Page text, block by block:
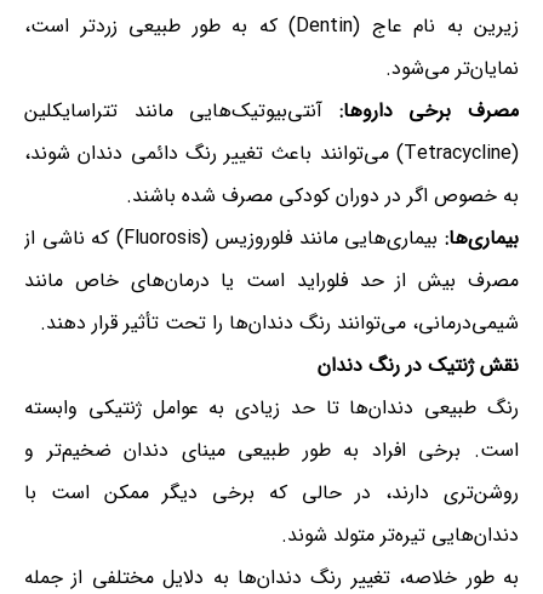
زیرین به نام عاج (Dentin) که به طور طبیعی زردتر است،
نمایان‌تر می‌شود.
مصرف برخی داروها: آنتی‌بیوتیک‌هایی مانند تتراسایکلین
(Tetracycline) می‌توانند باعث تغییر رنگ دائمی دندان شوند،
به خصوص اگر در دوران کودکی مصرف شده باشند.
بیماری‌ها:
بیماری‌هایی مانند فلوروزیس (Fluorosis) که ناشی از
مصرف بیش از حد فلوراید است یا درمان‌های خاص مانند
شیمی‌درمانی، می‌توانند رنگ دندان‌ها را تحت تأثیر قرار دهند.
نقش ژنتیک در رنگ دندان
رنگ طبیعی دندان‌ها تا حد زیادی به عوامل ژنتیکی وابسته
است. برخی افراد به طور طبیعی مینای دندان ضخیم‌تر و
روشن‌تری دارند، در حالی که برخی دیگر ممکن است با
دندان‌هایی تیره‌تر متولد شوند.
به طور خلاصه، تغییر رنگ دندان‌ها به دلایل مختلفی از جمله